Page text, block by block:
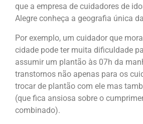
que a empresa de cuidadores de
Alegre conheça a geografia única
Por exemplo, um cuidador que
cidade pode ter muita dificuldade
assumir um plantão às 07h da
transtornos não apenas para os
trocar de plantão com ele mas
(que fica ansiosa sobre o
combinado).